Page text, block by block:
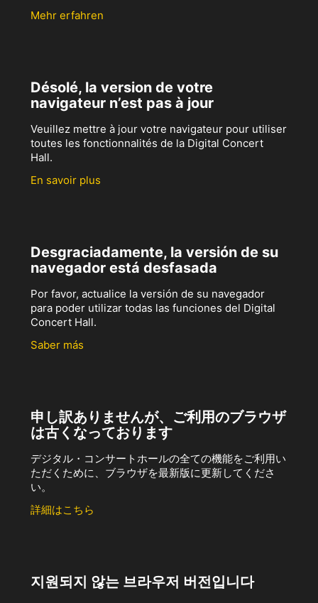
Mehr erfahren
Désolé, la version de votre
navigateur n’est pas à jour
Veuillez mettre à jour votre navigateur pour utiliser
toutes les fonctionnalités de la Digital Concert
Hall.
En savoir plus
Desgraciadamente, la versión de su
navegador está desfasada
Por favor, actualice la versión de su navegador
para poder utilizar todas las funciones del Digital
Concert Hall.
Saber más
申し訳ありませんが、ご利用のブラウザ
は古くなっております
デジタル・コンサートホールの全ての機能をご利用い
ただくために、ブラウザを最新版に更新してくださ
い。
詳細はこちら
지원되지 않는 브라우저 버전입니다